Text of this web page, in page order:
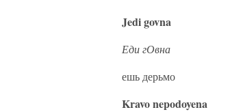
Jedi govna
Еди гОвна
ешь дерьмо
Kravo nepodoyena